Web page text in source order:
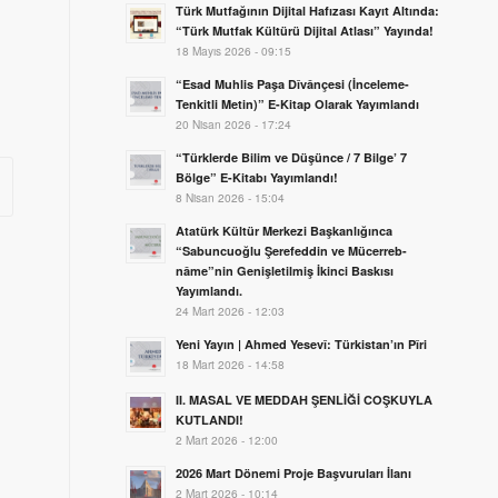
Türk Mutfağının Dijital Hafızası Kayıt Altında:
“Türk Mutfak Kültürü Dijital Atlası” Yayında!
18 Mayıs 2026 - 09:15
“Esad Muhlis Paşa Dîvânçesi (İnceleme-
Tenkitli Metin)” E-Kitap Olarak Yayımlandı
20 Nisan 2026 - 17:24
“Türklerde Bilim ve Düşünce / 7 Bilge’ 7
Bölge” E-Kitabı Yayımlandı!
8 Nisan 2026 - 15:04
Atatürk Kültür Merkezi Başkanlığınca
“Sabuncuoğlu Şerefeddin ve Mücerreb-
nâme”nin Genişletilmiş İkinci Baskısı
Yayımlandı.
24 Mart 2026 - 12:03
Yeni Yayın | Ahmed Yesevî: Türkistan’ın Pîri
18 Mart 2026 - 14:58
II. MASAL VE MEDDAH ŞENLİĞİ COŞKUYLA
KUTLANDI!
2 Mart 2026 - 12:00
2026 Mart Dönemi Proje Başvuruları İlanı
2 Mart 2026 - 10:14